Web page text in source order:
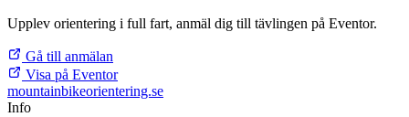
Upplev orientering i full fart, anmäl dig till tävlingen på Eventor.
Gå till anmälan
Visa på Eventor
mountainbikeorientering.se
Info